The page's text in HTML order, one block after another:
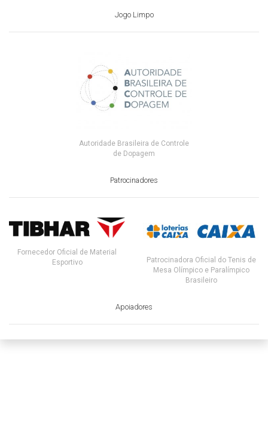
Jogo Limpo
Autoridade Brasileira de Controle
de Dopagem
Patrocinadores
Fornecedor Oficial de Material
Esportivo
Patrocinadora Oficial do Tenis de
Mesa Olímpico e Paralímpico
Brasileiro
Apoiadores